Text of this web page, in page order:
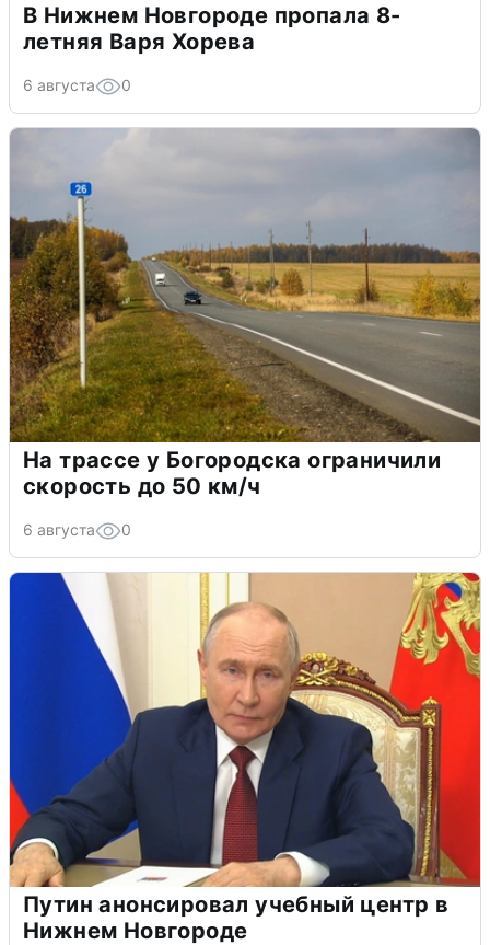
В Нижнем Новгороде пропала 8-
летняя Варя Хорева
6 августа 0
На трассе у Богородска ограничили
скорость до 50 км/ч
6 августа 0
Путин анонсировал учебный центр в
Нижнем Новгороде